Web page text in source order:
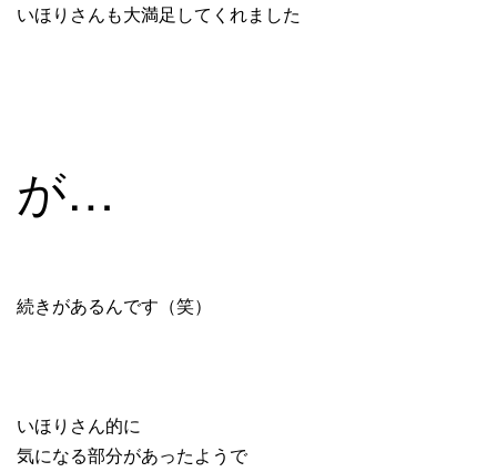
いほりさんも大満足してくれました
が…
続きがあるんです（笑）
いほりさん的に
気になる部分があったようで